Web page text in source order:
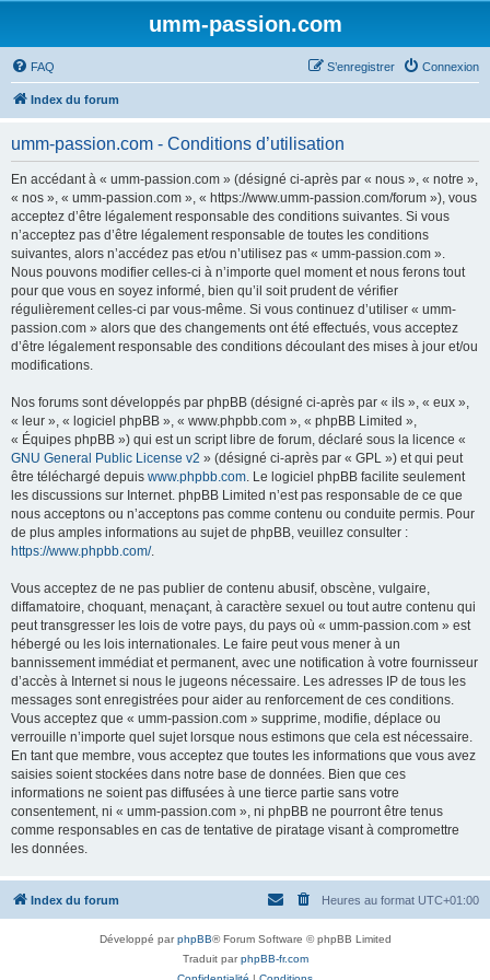
umm-passion.com
FAQ Connexion
S’enregistrer
Index du forum
umm-passion.com - Conditions d’utilisation
En accédant à « umm-passion.com » (désigné ci-après par « nous », « notre »,
« nos », « umm-passion.com », « https://www.umm-passion.com/forum »), vous
acceptez d’être légalement responsable des conditions suivantes. Si vous
n’acceptez pas d’être légalement responsable de toutes les conditions
suivantes, alors n’accédez pas et/ou n’utilisez pas « umm-passion.com ».
Nous pouvons modifier celles-ci à n’importe quel moment et nous ferons tout
pour que vous en soyez informé, bien qu’il soit prudent de vérifier
régulièrement celles-ci par vous-même. Si vous continuez d’utiliser « umm-
passion.com » alors que des changements ont été effectués, vous acceptez
d’être légalement responsable des conditions découlant des mises à jour et/ou
modifications.
Nos forums sont développés par phpBB (désigné ci-après par « ils », « eux »,
« leur », « logiciel phpBB », « www.phpbb.com », « phpBB Limited »,
« Équipes phpBB ») qui est un script libre de forum, déclaré sous la licence «
GNU General Public License v2 » (désigné ci-après par « GPL ») et qui peut
être téléchargé depuis www.phpbb.com. Le logiciel phpBB facilite seulement
les discussions sur Internet. phpBB Limited n’est pas responsable de ce que
nous acceptons ou n’acceptons pas comme contenu ou conduite permis. Pour
de plus amples informations au sujet de phpBB, veuillez consulter :
https://www.phpbb.com/.
Vous acceptez de ne pas publier de contenu abusif, obscène, vulgaire,
diffamatoire, choquant, menaçant, à caractère sexuel ou tout autre contenu qui
peut transgresser les lois de votre pays, du pays où « umm-passion.com » est
hébergé ou les lois internationales. Le faire peut vous mener à un
bannissement immédiat et permanent, avec une notification à votre fournisseur
d’accès à Internet si nous le jugeons nécessaire. Les adresses IP de tous les
messages sont enregistrées pour aider au renforcement de ces conditions.
Vous acceptez que « umm-passion.com » supprime, modifie, déplace ou
verrouille n’importe quel sujet lorsque nous estimons que cela est nécessaire.
En tant que membre, vous acceptez que toutes les informations que vous avez
saisies soient stockées dans notre base de données. Bien que ces
informations ne soient pas diffusées à une tierce partie sans votre
consentement, ni « umm-passion.com », ni phpBB ne pourront être tenus
comme responsables en cas de tentative de piratage visant à compromettre
les données.
Index du forum Heures au format UTC+01:00
Développé parphpBB® Forum Software © phpBB Limited
Traduit parphpBB-fr.com